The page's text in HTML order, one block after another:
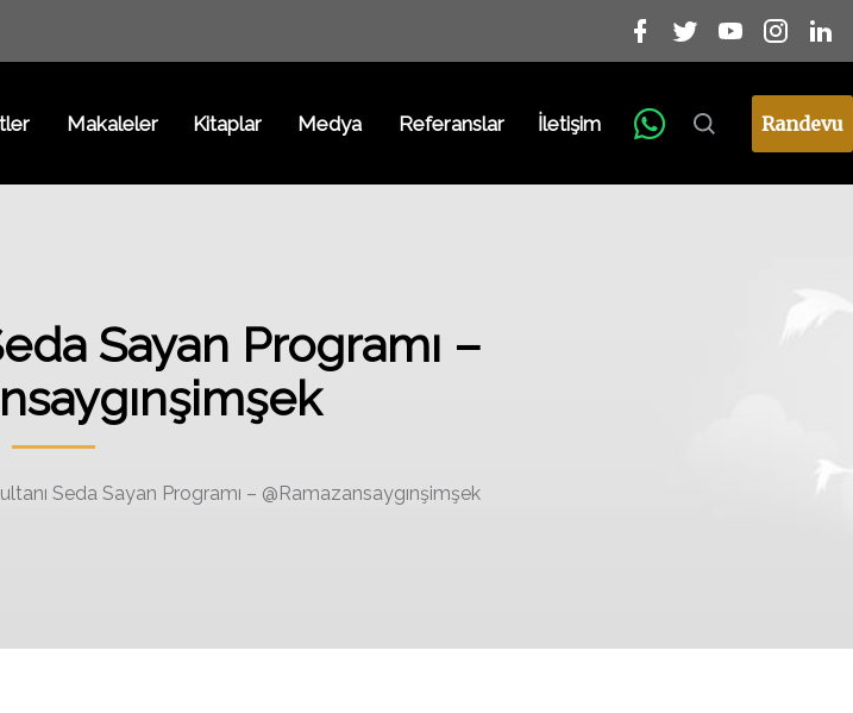
Makaleler Kitaplar Medya Referanslar İletişim Randevu
Sayan Programı –
Seda Sayan Programı – @Ramazansaygınşimşek